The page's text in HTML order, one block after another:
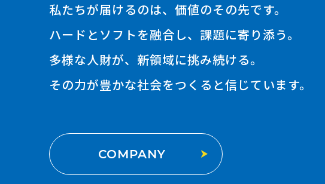
私たちが届けるのは、価値のその先です。
ハードとソフトを融合し、課題に寄り添う。
多様な人財が、新領域に挑み続ける。
その力が豊かな社会をつくると信じています。
COMPANY